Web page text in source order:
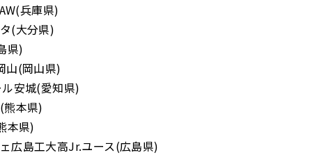
兵庫県)
(大分県)
県)
山(岡山県)
ル安城(愛知県)
熊本県)
本県)
広島工大高Jr.ユース(広島県)